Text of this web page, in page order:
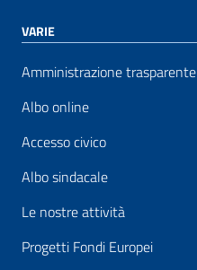
VARIE
Amministrazione trasparente
Albo online
Accesso civico
Albo sindacale
Le nostre attività
Progetti Fondi Europei